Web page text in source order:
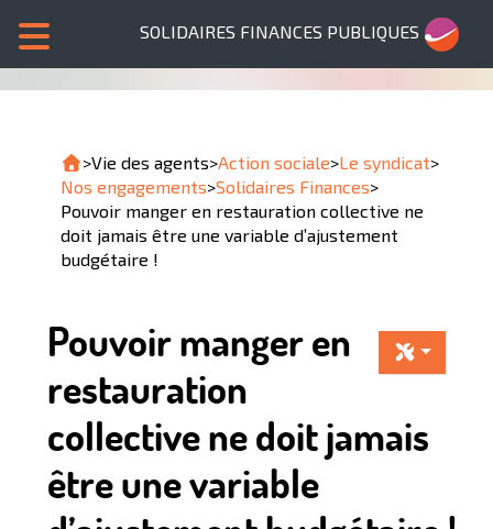
SOLIDAIRES FINANCES PUBLIQUES
>Vie des agents>Action sociale>Le syndicat>
Nos engagements>Solidaires Finances>
Pouvoir manger en restauration collective ne
doit jamais être une variable d’ajustement
budgétaire !
Pouvoir manger en
restauration
collective ne doit jamais
être une variable